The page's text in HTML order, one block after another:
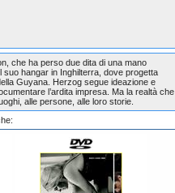
che ha perso due dita di una mano
hangar in Inghilterra, dove progetta
Guyana. Herzog segue ideazione e
l’ardita impresa. Ma la realtà che
alle persone, alle loro storie.